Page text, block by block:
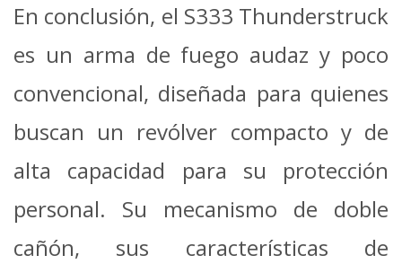
En conclusión, el S333 Thunderstruck
es un arma de fuego audaz y poco
convencional, diseñada para quienes
buscan un revólver compacto y de
alta capacidad para su protección
personal. Su mecanismo de doble
cañón, sus características de